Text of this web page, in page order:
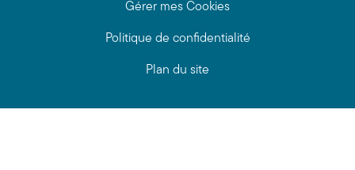
Gérer mes Cookies
Politique de confidentialité
Plan du site